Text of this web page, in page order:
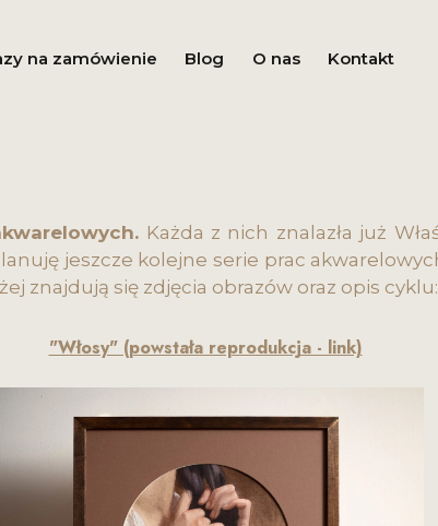
na zamówienie Blog O nas Kontakt
Każda z nich znalazła już
jeszcze kolejne serie prac
znajdują się zdjęcia obrazów oraz opis cyklu:
"Włosy" (powstała reprodukcja - link)